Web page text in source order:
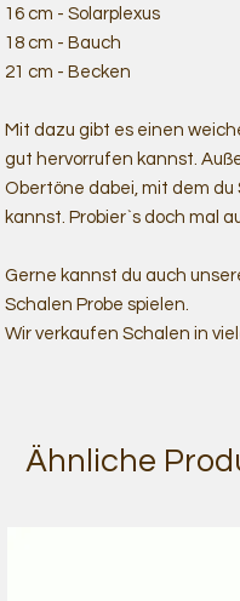
16 cm - Solarplexus
18 cm - Bauch
21 cm - Becken
Mit dazu gibt es einen
gut hervorrufen kannst.
Obertöne dabei, mit dem du
kannst. Probier`s doch mal
Gerne kannst du auch
Schalen Probe spielen.
Wir verkaufen Schalen in
Ähnliche